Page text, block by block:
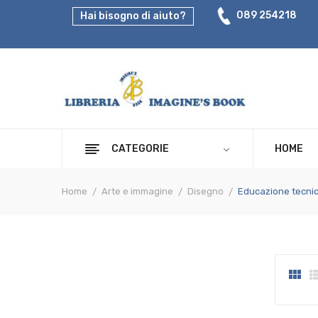
Hai bisogno di aiuto? 089 254218
CATEGORIE HOME
Home Arte e immagine Disegno Educazione
